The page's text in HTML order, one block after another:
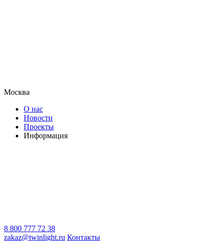
Москва
О нас
Новости
Проекты
Информация
8 800 777 72 38
zakaz@twinlight.ru Контакты